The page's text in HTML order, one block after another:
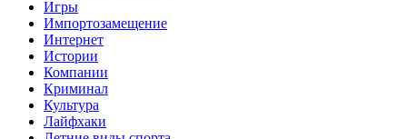
Игры
Импортозамещение
Интернет
Истории
Компании
Криминал
Культура
Лайфхаки